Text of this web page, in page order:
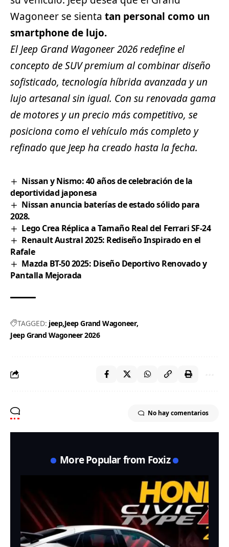
Wagoneer se sienta tan personal como un
smartphone de lujo.
El Jeep Grand Wagoneer 2026 redefine el
concepto de SUV premium al combinar diseño
sofisticado, tecnología híbrida avanzada y un
lujo artesanal sin igual. Con su renovada gama
de motores y un precio más competitivo, se
posiciona como el vehículo más completo y
refinado que Jeep ha creado hasta la fecha.
Nissan y Nismo: 40 años de celebración de la
deportividad japonesa
Nissan anuncia baterías de estado sólido para
2028.
Lego Crea Réplica a Tamaño Real del Ferrari SF-24
Renault Austral 2025: Rediseño Inspirado en el
Rafale
Mazda BT-50 2025: Diseño Deportivo Renovado y
Pantalla Mejorada
TAGGED: jeep Jeep Grand Wagoneer
Jeep Grand Wagoneer 2026
No hay comentarios
More Popular from Foxiz